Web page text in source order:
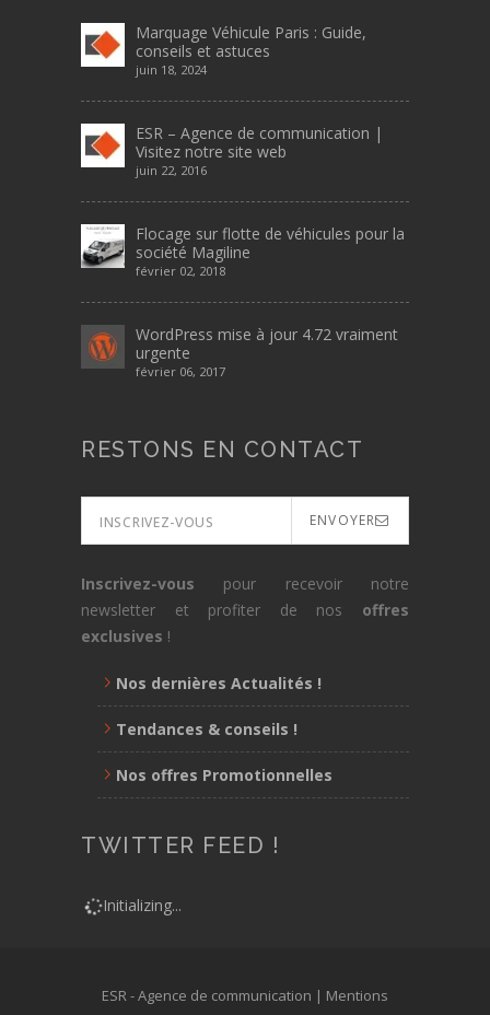
Marquage Véhicule Paris : Guide,
conseils et astuces
juin 18, 2024
ESR – Agence de communication |
Visitez notre site web
juin 22, 2016
Flocage sur flotte de véhicules pour la
société Magiline
février 02, 2018
WordPress mise à jour 4.72 vraiment
urgente
février 06, 2017
RESTONS EN CONTACT
ENVOYER
Inscrivez-vous pour recevoir notre
newsletter et profiter de nos offres
exclusives !
Nos dernières Actualités !
Tendances & conseils !
Nos offres Promotionnelles
TWITTER FEED !
Initializing...
ESR - Agence de communication | Mentions